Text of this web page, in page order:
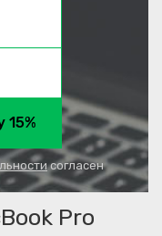
15%
согласен
Pro